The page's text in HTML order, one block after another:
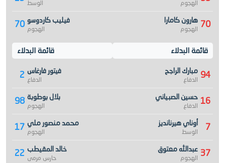
الوسط
70 فيليب كاردوسو
الهجوم
قائمة البدلاء
2 فيتور فارغاس
الدفاع
98 بلال بوطوبة
الهجوم
17 محمد منصور ملي
الهجوم
22 خالد المقيطب
حارس مرمى
الهجوم
70 هارون كامارا
الهجوم
قائمة البدلاء
94 مبارك الراجح
الدفاع
16 حسين الصبياني
الدفاع
7 أوناي هيرنانديز
الوسط
37 عبدالله معتوق
الهجوم